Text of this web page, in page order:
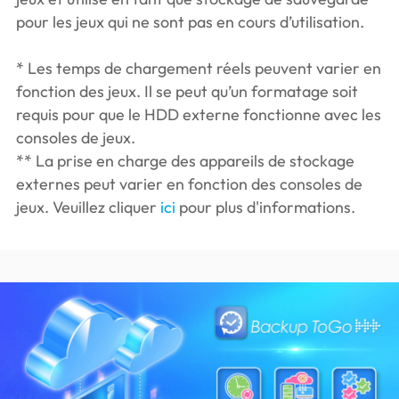
pour les jeux qui ne sont pas en cours d’utilisation.
* Les temps de chargement réels peuvent varier en
fonction des jeux. Il se peut qu’un formatage soit
requis pour que le HDD externe fonctionne avec les
consoles de jeux.
** La prise en charge des appareils de stockage
externes peut varier en fonction des consoles de
jeux. Veuillez cliquer ici pour plus d'informations.